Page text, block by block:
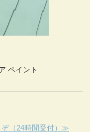
ペイント
ぞ（24時間受付）≫